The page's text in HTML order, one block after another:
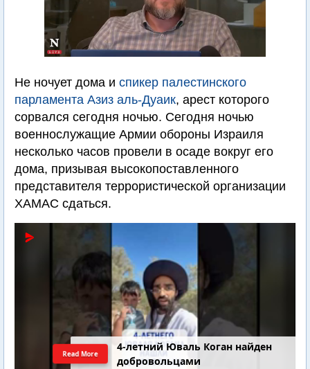
Не ночует дома и спикер палестинского
парламента Азиз аль-Дуаик, арест которого
сорвался сегодня ночью. Сегодня ночью
военнослужащие Армии обороны Израиля
несколько часов провели в осаде вокруг его
дома, призывая высокопоставленного
представителя террористической организации
ХАМАС сдаться.
4-летний Юваль Коган найден
добровольцами
Read More